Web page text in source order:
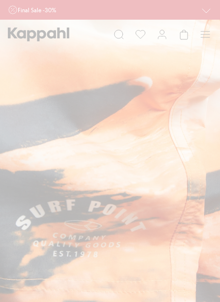
Final Sale -30%
działu outlet do 10.8 w sklepach Kappahl i Newbie oraz na kappahl.com. Ofert
nie łączymy